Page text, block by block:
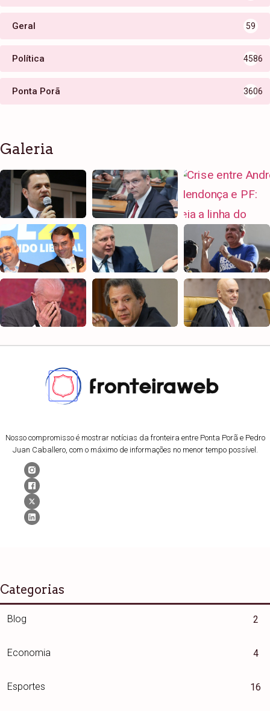
Geral 59
Política 4586
Ponta Porã 3606
Galeria
Nosso compromisso é mostrar notícias da fronteira entre Ponta Porã e Pedro
Juan Caballero, com o máximo de informações no menor tempo possível.
Categorias
Blog 2
Economia 4
Esportes 16